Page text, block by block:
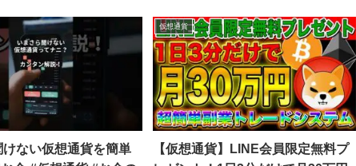
けない仮想通貨を簡単
仮想通貨
【仮想通貨】LINE会員限定無料プ